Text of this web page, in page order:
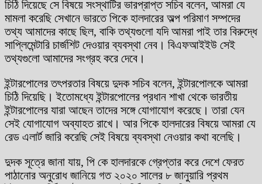
চিঠি দিয়েছে সে বিষয়ে সংস্থাটির ভারপ্রাপ্ত সচিব বলেন, আমরা যে
মামলা করেছি সেখানে ভারতে পিকে হালদারের অল্প পরিমাণ সম্পদের
তথ্য আমাদের কাছে ছিল, বাকি তথ্যগুলো যদি আমরা পাই তার বিরুদ্ধে
সাপ্লিমেন্টারি চার্জশিট দেওয়ার ব্যবস্থা নেব। বিএফআইইউ সেই
তথ্যগুলো আমাদের সংগ্রহ করে দেবে।
ইন্টারপোলের তৎপরতার বিষয়ে দুদক সচিব বলেন, ইন্টারপোলকে আমরা
চিঠি দিয়েছি। ইতোমধ্যে ইন্টারপোলের প্রধান শাখা থেকে ভারতীয়
ইন্টারপোলের যারা আছেন তাদের সঙ্গে যোগাযোগ করেছে। তারা যেন
সেই যোগাযোগ অব্যাহত রাখে। আর পিকে হালদারের বিষয়ে আমরা যে
রেড এলার্ট জারি করেছি সেই বিষয়ে ব্যবস্থা নেওয়ার কথা বলেছি।
দুদক সূত্রে জানা যায়, পি কে হালদারকে গ্রেপ্তার করে দেশে ফেরত
পাঠানোর অনুরোধ জানিয়ে গত ২০২০ সালের ৮ জানুয়ারি প্রথম